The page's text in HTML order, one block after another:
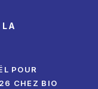
LA
POUR
CHEZ BIO